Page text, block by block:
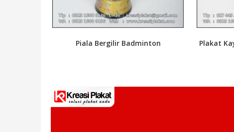
Piala Bergilir Badminton Plakat